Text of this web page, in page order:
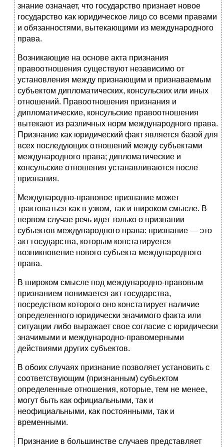
знание означает, что государство признает новое
государство как юридиче­ское лицо со всеми правами
и обязанностями, вытекающими из международ­ного
права.
Возникающие на основе акта признания
правоотношения суще­ствуют независимо от
установления между признающим и признава­емым
субъектом дипломатических, консульских или иных
отноше­ний. Правоотношения при­знания и
дипломатические, консульские правоотношения
вытекают из различных норм международного права.
Признание как юридический факт является базой для
всех последующих отношений между субъектами
международного права; дипломатические и
консульские отношения устанавливаются после
признания.
Международно-правовое признание может
трактоваться как в узком, так и широком смысле. В
первом случае речь идет только о признании
субъектов международного права: признание — это
акт государства, которым констатируется
возникновение нового субъекта международного
права.
В широком смысле под международно-правовым
признанием понимается акт государства,
посредством которого оно констатирует наличие
определенного юридически значимого факта или
ситуации либо выражает свое согласие с юридически
значимыми и международно-правомерными
действиями других субъектов.
В обоих случаях признание позволяет установить с
соответствующим (признанным) субъектом
определенные отношения, которые, тем не менее,
могут быть как официальными, так и
неофициальными, как постоянными, так и
временными.
Признание в большинстве случаев представляет